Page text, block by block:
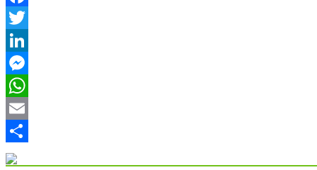
Facebook
Twitter
LinkedIn
Messenger
WhatsApp
Email
Condividi